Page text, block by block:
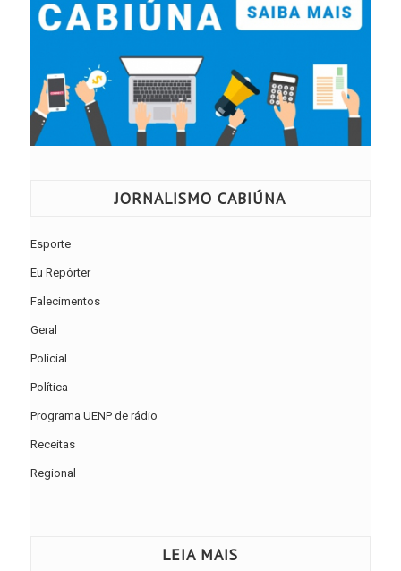
JORNALISMO CABIÚNA
Esporte
Eu Repórter
Falecimentos
Geral
Policial
Política
Programa UENP de rádio
Receitas
Regional
LEIA MAIS